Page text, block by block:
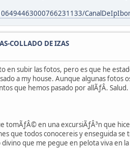
COLLADO DE IZAS
en subir las fotos, pero es que he
a my house. Aunque algunas
que hemos pasado por allÃƒÂ­. Salud.
tomÃƒÂ© en una excursiÃƒÂ³n que
que todos conocereis y enseguida
que me pegue en pelota viva en